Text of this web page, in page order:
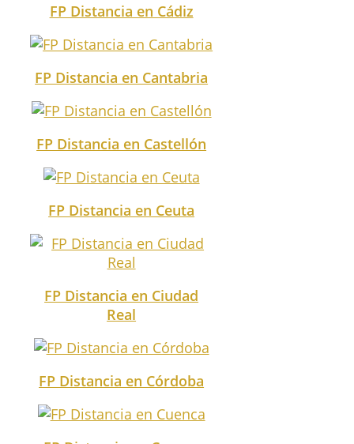
FP Distancia en Cádiz
FP Distancia en Cantabria
FP Distancia en Castellón
FP Distancia en Ceuta
FP Distancia en Ciudad
Real
FP Distancia en Córdoba